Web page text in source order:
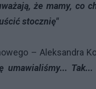
że mamy, co
stocznię"
– Aleksandra
umawialiśmy...